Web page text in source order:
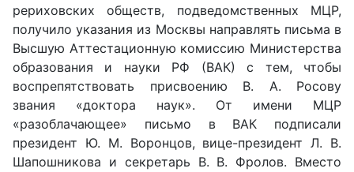
рериховских обществ, подведомственных МЦР,
получило указания из Москвы направлять письма в
Высшую Аттестационную комиссию Министерства
образования и науки РФ (ВАК) с тем, чтобы
воспрепятствовать присвоению В. А. Росову
звания «доктора наук». От имени МЦР
«разоблачающее» письмо в ВАК подписали
президент Ю. М. Воронцов, вице-президент Л. В.
Шапошникова и секретарь В. В. Фролов. Вместо